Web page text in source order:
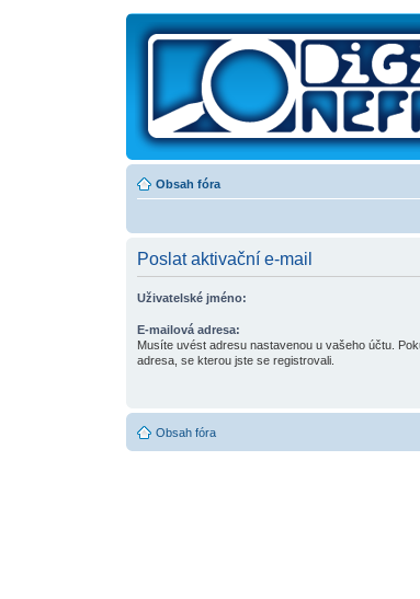
Obsah fóra
Poslat aktivační e-mail
Uživatelské jméno:
E-mailová adresa:
Musíte uvést adresu nastavenou u vašeho účtu.
adresa, se kterou jste se registrovali.
Obsah fóra